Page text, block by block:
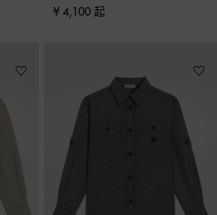
¥ 4,100 起